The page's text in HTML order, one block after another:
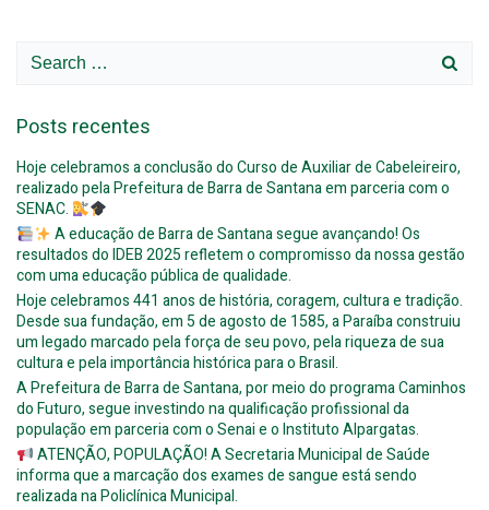
Search
Posts recentes
Hoje celebramos a conclusão do Curso de Auxiliar de Cabeleireiro,
realizado pela Prefeitura de Barra de Santana em parceria com o
SENAC.
A educação de Barra de Santana segue avançando! Os
resultados do IDEB 2025 refletem o compromisso da nossa gestão
com uma educação pública de qualidade.
Hoje celebramos 441 anos de história, coragem, cultura e tradição.
Desde sua fundação, em 5 de agosto de 1585, a Paraíba construiu
um legado marcado pela força de seu povo, pela riqueza de sua
cultura e pela importância histórica para o Brasil.
A Prefeitura de Barra de Santana, por meio do programa Caminhos
do Futuro, segue investindo na qualificação profissional da
população em parceria com o Senai e o Instituto Alpargatas.
ATENÇÃO, POPULAÇÃO! A Secretaria Municipal de Saúde
informa que a marcação dos exames de sangue está sendo
realizada na Policlínica Municipal.